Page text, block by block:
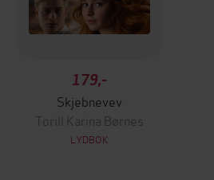
179,-
Skjebnevev
Torill Karina Børnes
LYDBOK